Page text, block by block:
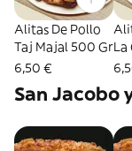
Alitas De Pollo
Taj Majal 500 Gr
6,50 €
La
Gr
San Jacobo